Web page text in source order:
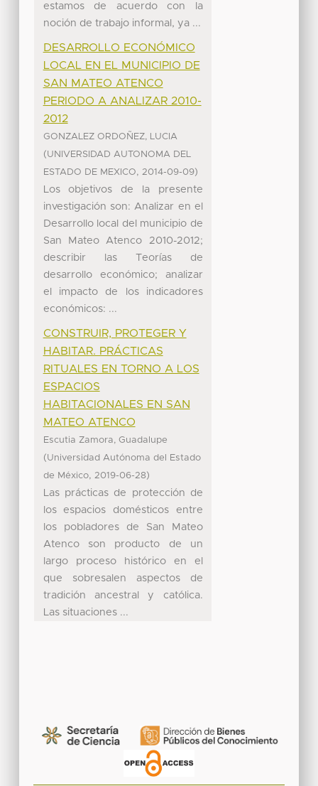
estamos de acuerdo con la
noción de trabajo informal, ya ...
DESARROLLO ECONÓMICO
LOCAL EN EL MUNICIPIO DE
SAN MATEO ATENCO
PERIODO A ANALIZAR 2010-
2012
GONZALEZ ORDOÑEZ, LUCIA
(UNIVERSIDAD AUTONOMA DEL
ESTADO DE MEXICO, 2014-09-09)
Los objetivos de la presente
investigación son: Analizar en el
Desarrollo local del municipio de
San Mateo Atenco 2010-2012;
describir las Teorías de
desarrollo económico; analizar
el impacto de los indicadores
económicos: ...
CONSTRUIR, PROTEGER Y
HABITAR. PRÁCTICAS
RITUALES EN TORNO A LOS
ESPACIOS
HABITACIONALES EN SAN
MATEO ATENCO
Escutia Zamora, Guadalupe
(Universidad Autónoma del Estado
de México, 2019-06-28)
Las prácticas de protección de
los espacios domésticos entre
los pobladores de San Mateo
Atenco son producto de un
largo proceso histórico en el
que sobresalen aspectos de
tradición ancestral y católica.
Las situaciones ...